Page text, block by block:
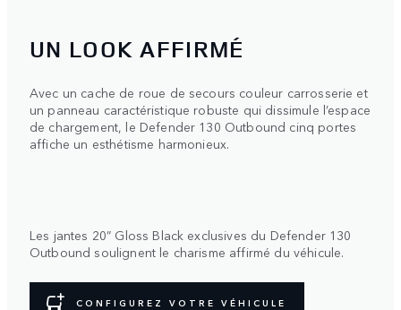
UN LOOK AFFIRMÉ
Avec un cache de roue de secours couleur carrosserie et
un panneau caractéristique robuste qui dissimule l’espace
de chargement, le Defender 130 Outbound cinq portes
affiche un esthétisme harmonieux.
1/ 3
Les jantes 20” Gloss Black exclusives du Defender 130
Outbound soulignent le charisme affirmé du véhicule.
CONFIGUREZ VOTRE VÉHICULE